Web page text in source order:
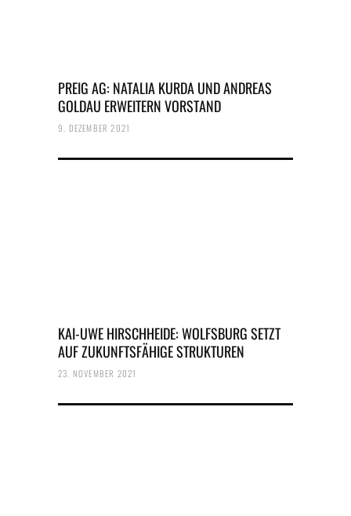
PREIG AG: NATALIA KURDA UND ANDREAS
GOLDAU ERWEITERN VORSTAND
9. DEZEMBER 2021
KAI-UWE HIRSCHHEIDE: WOLFSBURG SETZT
AUF ZUKUNFTSFÄHIGE STRUKTUREN
23. NOVEMBER 2021